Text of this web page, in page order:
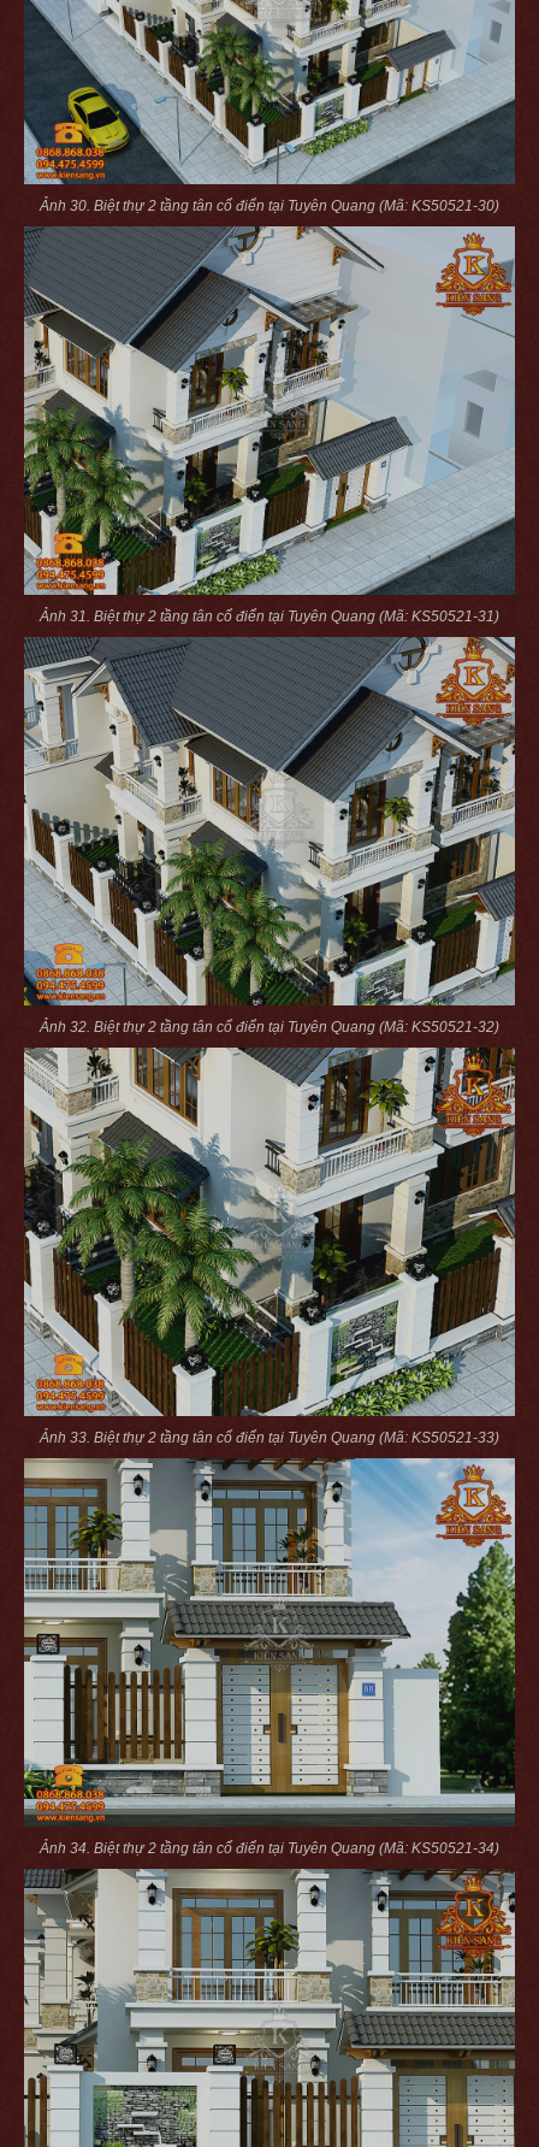
Ảnh 30. Biệt thự 2 tầng tân cổ điển tại Tuyên Quang (Mã: KS50521-30)
Ảnh 31. Biệt thự 2 tầng tân cổ điển tại Tuyên Quang (Mã: KS50521-31)
Ảnh 32. Biệt thự 2 tầng tân cổ điển tại Tuyên Quang (Mã: KS50521-32)
Ảnh 33. Biệt thự 2 tầng tân cổ điển tại Tuyên Quang (Mã: KS50521-33)
Ảnh 34. Biệt thự 2 tầng tân cổ điển tại Tuyên Quang (Mã: KS50521-34)